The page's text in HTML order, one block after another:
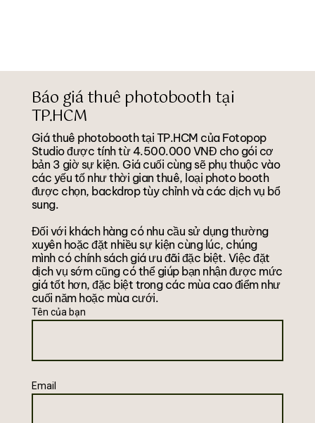
Báo giá thuê photobooth tại
TP.HCM
Giá thuê photobooth tại TP.HCM của Fotopop
Studio được tính từ 4.500.000 VNĐ cho gói cơ
bản 3 giờ sự kiện. Giá cuối cùng sẽ phụ thuộc vào
các yếu tố như thời gian thuê, loại photo booth
được chọn, backdrop tùy chỉnh và các dịch vụ bổ
sung.
Đối với khách hàng có nhu cầu sử dụng thường
xuyên hoặc đặt nhiều sự kiện cùng lúc, chúng
mình có chính sách giá ưu đãi đặc biệt. Việc đặt
dịch vụ sớm cũng có thể giúp bạn nhận được mức
giá tốt hơn, đặc biệt trong các mùa cao điểm như
cuối năm hoặc mùa cưới.
Tên của bạn
Email